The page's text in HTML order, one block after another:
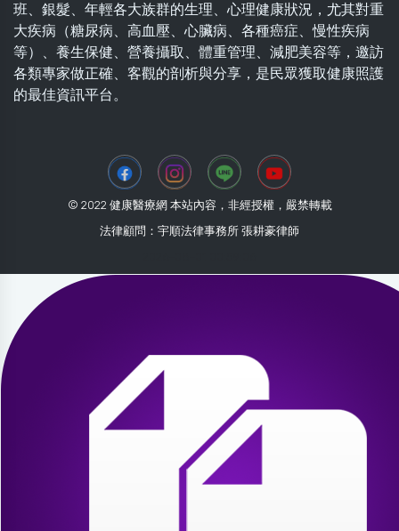
班、銀髮、年輕各大族群的生理、心理健康狀況，尤其對重
大疾病（糖尿病、高血壓、心臟病、各種癌症、慢性疾病
等）、養生保健、營養攝取、體重管理、減肥美容等，邀訪
各類專家做正確、客觀的剖析與分享，是民眾獲取健康照護
的最佳資訊平台。
© 2022 健康醫療網 本站內容，非經授權，嚴禁轉載
法律顧問：宇順法律事務所 張耕豪律師